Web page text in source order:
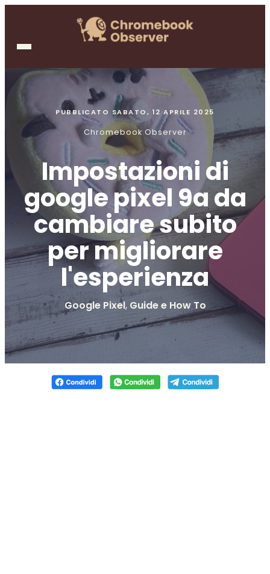
PUBBLICATO SABATO, 12 APRILE 2025
Chromebook Observer
Impostazioni di
google pixel 9a da
cambiare subito
per migliorare
l'esperienza
Google Pixel, Guide e How To